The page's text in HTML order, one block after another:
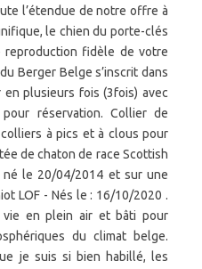
l’étendue de notre offre à
le chien du porte-clés
fidèle de votre
Berger Belge s’inscrit dans
plusieurs fois (3fois) avec
réservation. Collier de
à pics et à clous pour
de chaton de race Scottish
né le 20/04/2014 et sur une
LOF - Nés le : 16/10/2020 .
en plein air et bâti pour
du climat belge.
je suis si bien habillé, les